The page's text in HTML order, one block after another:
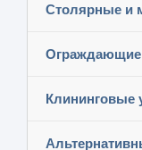
Столярные и
Ограждающие
Клининговые